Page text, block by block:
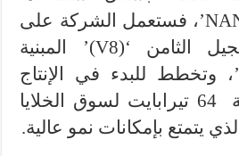
بالنسبة لذاكرة ‘NAND’، فستعمل الشركة على
توسيع مبيعات الجيل الثامن ‘(V8)’ المبنية
على ‘PCIe Gen5’، وتخطط للبدء في الإنتاج
الضخم لمنتج بسعة 64 تيرابايت لسوق الخلايا